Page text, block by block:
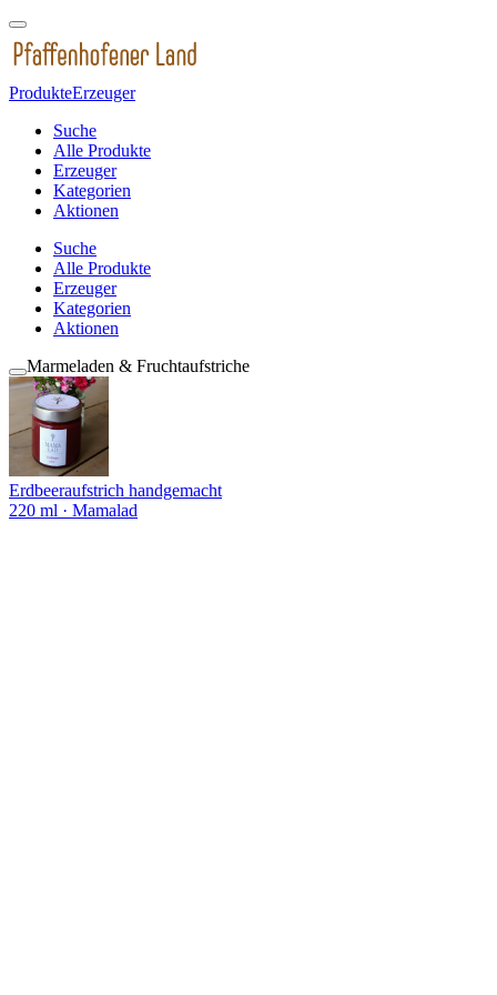
ProdukteErzeuger
Suche
Alle Produkte
Erzeuger
Kategorien
Aktionen
Suche
Alle Produkte
Erzeuger
Kategorien
Aktionen
Marmeladen & Fruchtaufstriche
Erdbeeraufstrich handgemacht
220 ml · Mamalad